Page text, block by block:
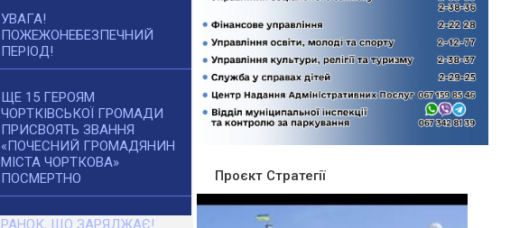
УВАГА!
ПОЖЕЖОНЕБЕЗПЕЧНИЙ
ПЕРІОД!
ЩЕ 15 ГЕРОЯМ
ЧОРТКІВСЬКОЇ ГРОМАДИ
ПРИСВОЯТЬ ЗВАННЯ
«ПОЧЕСНИЙ ГРОМАДЯНИН
МІСТА ЧОРТКОВА»
ПОСМЕРТНО
Проєкт Стратегії